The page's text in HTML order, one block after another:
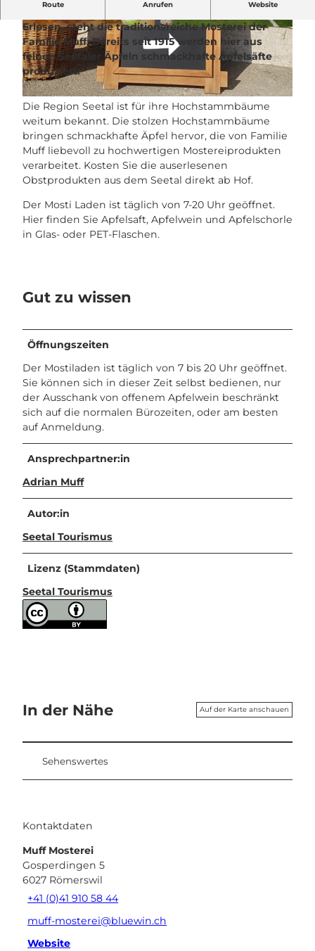
© Seetal Tourismus, Seetal Tourismus
© Seetal Tourismus, Seetal Tourismus © Seetal Tourismus, Seetal Tourismus
Route Anrufen Website
Erlosen, steht die traditionsreiche Mosterei der
Familie Muff. Bereits seit 1915 werden hier aus
feinen Seetaler Äpfeln schmackhafte Apfelsäfte
produziert.
Die Region Seetal ist für ihre Hochstammbäume
weitum bekannt. Die stolzen Hochstammbäume
bringen schmackhafte Äpfel hervor, die von Familie
Muff liebevoll zu hochwertigen Mostereiprodukten
verarbeitet. Kosten Sie die auserlesenen
Obstprodukten aus dem Seetal direkt ab Hof.
Der Mosti Laden ist täglich von 7-20 Uhr geöffnet.
Hier finden Sie Apfelsaft, Apfelwein und Apfelschorle
in Glas- oder PET-Flaschen.
Gut zu wissen
Öffnungszeiten
Der Mostiladen ist täglich von 7 bis 20 Uhr geöffnet.
Sie können sich in dieser Zeit selbst bedienen, nur
der Ausschank von offenem Apfelwein beschränkt
sich auf die normalen Bürozeiten, oder am besten
auf Anmeldung.
Ansprechpartner:in
Adrian Muff
Autor:in
Seetal Tourismus
Lizenz (Stammdaten)
Seetal Tourismus
In der Nähe Auf der Karte anschauen
Sehenswertes
Kontaktdaten
Muff Mosterei
Gosperdingen 5
6027 Römerswil
+41 (0)41 910 58 44
muff-mosterei@bluewin.ch
Website